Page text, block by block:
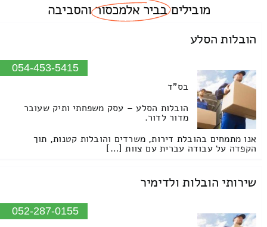
מוביליםבביר אלמכסורוהסביבה
הובלות הסלע
054-453-5415
בס"ד
הובלות הסלע – עסק משפחתי ותיק שעובר
מדור לדור.
אנו מתמחים בהובלת דירות, משרדים והובלות קטנות, תוך
הקפדה על עבודה עברית עם צוות […]
שירותי הובלות ולדימיר
052-287-0155